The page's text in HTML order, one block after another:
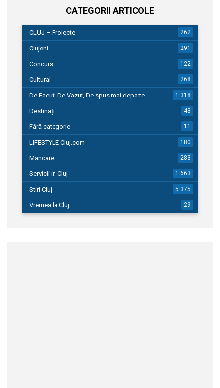
CATEGORII ARTICOLE
CLUJ – Proiecte 262
Clujeni 291
Concurs 122
Cultural 268
De Facut, De Vazut, De spus mai departe… 1.318
Destinații 43
Fără categorie 11
LIFESTYLE Cluj.com 180
Mancare 283
Servicii in Cluj 1.663
Stiri Cluj 5.375
Vremea la Cluj 29